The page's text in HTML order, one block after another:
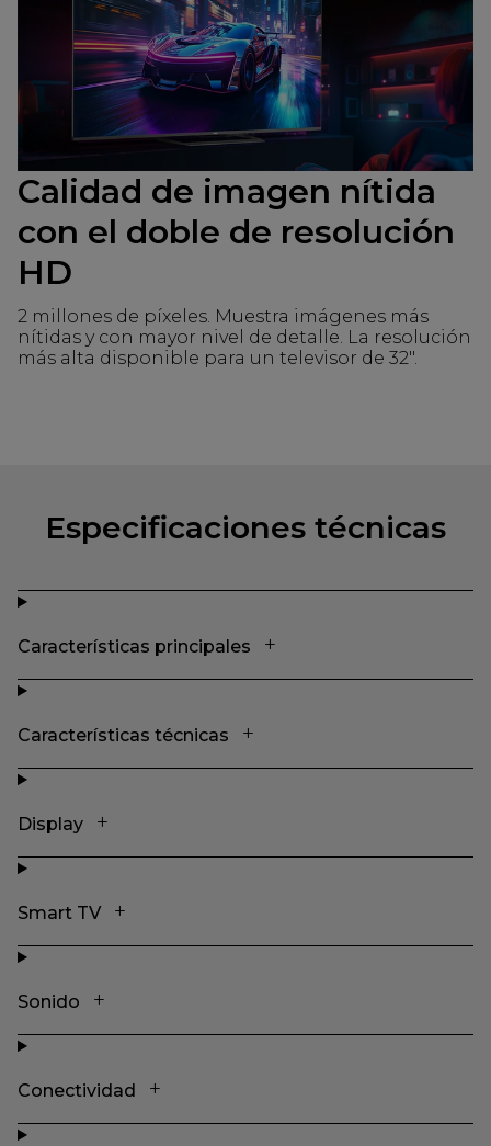
Calidad de imagen nítida
con el doble de resolución
HD
2 millones de píxeles. Muestra imágenes más
nítidas y con mayor nivel de detalle. La resolución
más alta disponible para un televisor de 32".
Especificaciones técnicas
Características principales
Características técnicas
Display
Smart TV
Sonido
Conectividad